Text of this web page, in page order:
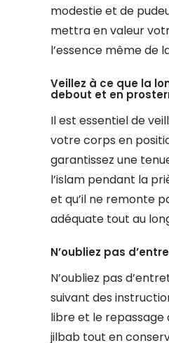
modestie et de
mettra en valeur
l’essence même de
Veillez à ce que la
debout et en
Il est essentiel de
votre corps en
garantissez une
l’islam pendant la
et qu’il ne remonte
adéquate tout au
N’oubliez pas
N’oubliez pas
suivant des
libre et le repassage
jilbab tout en